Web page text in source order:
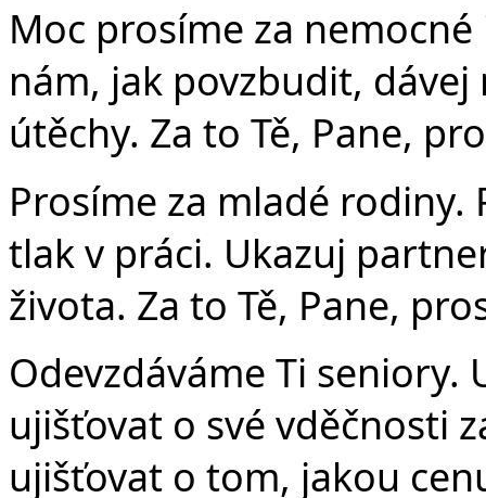
Moc prosíme za
nám, jak povzbudit,
útěchy. Za to Tě, Pane,
Prosíme za mladé rodiny.
tlak v práci. Ukazuj
života. Za to Tě, Pane,
Odevzdáváme Ti seniory.
ujišťovat o své vděčnosti
ujišťovat o tom, jakou